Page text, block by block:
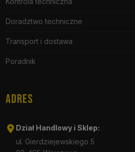
Doradztwo techniczne
Transport i dostawa
Poradnik
ADRES
Dział Handlowy i Sklep:
ul. Gierdziejewskiego 5